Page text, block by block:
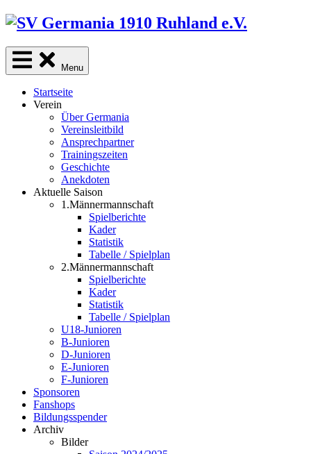
Skip
content
Menu
Startseite
Verein
Über Germania
Vereinsleitbild
Ansprechpartner
Trainingszeiten
Geschichte
Anekdoten
Aktuelle Saison
1.Männermannschaft
Spielberichte
Kader
Statistik
Tabelle / Spielplan
2.Männermannschaft
Spielberichte
Kader
Statistik
Tabelle / Spielplan
U18-Junioren
B-Junioren
D-Junioren
E-Junioren
F-Junioren
Sponsoren
Fanshops
Bildungsspender
Archiv
Bilder